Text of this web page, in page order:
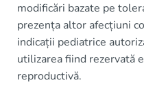
modificări bazate pe
prezența altor afecțiuni
indicații pediatrice
utilizarea fiind rezervată
reproductivă.